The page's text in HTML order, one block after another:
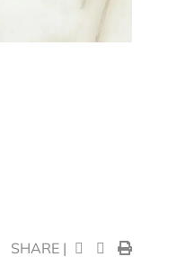
SHARE |